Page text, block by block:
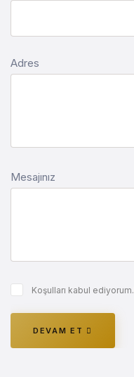
Adres
Mesajınız
Koşulları kabul ediyorum.
DEVAM ET